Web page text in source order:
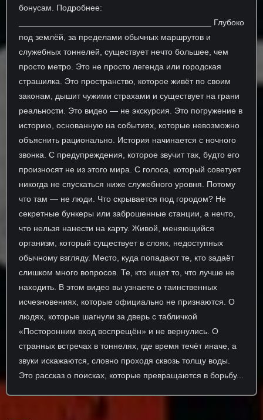
бонусам. Подробнее:
_________________________________________ Глубоко
под землёй, за пределами обычных маршрутов и
служебных тоннелей, существует нечто большее, чем
просто метро. Это не просто легенда или городская
страшилка. Это пространство, которое живёт по своим
законам, дышит чужими страхами и существует на грани
реальности. Это видео — не экскурсия. Это погружение в
историю, основанную на событиях, которые невозможно
объяснить рационально. История начинается с ночного
звонка. С предупреждения, которое звучит так, будто его
произносят не из этого мира. С голоса, который советует
никогда не спускаться ниже служебного уровня. Потому
что там — не люди. Что скрывается под городом? Не
секретные бункеры или заброшенные станции, а нечто,
что нельзя нанести на карту. Живой, меняющийся
организм, который существует в слоях, недоступных
обычному взгляду. Место, куда попадают те, кто задаёт
слишком много вопросов. Те, кто ищет то, что лучше не
находить. В этом видео вы узнаете о таинственных
исчезновениях, которые официально не признаются. О
людях, которые шагнули за дверь с табличкой
«Посторонним вход воспрещён» и не вернулись. О
странных встречах в тоннелях, где время течёт иначе, а
звуки искажаются, словно проходя сквозь толщу воды.
Это рассказ о поисках, которые превращаются в борьбу...